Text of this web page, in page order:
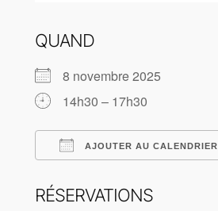
QUAND
8 novembre 2025
14h30 – 17h30
AJOUTER AU CALENDRIER
RÉSERVATIONS